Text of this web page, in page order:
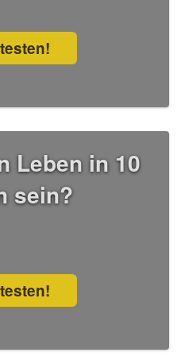
Leben in 10
sein?